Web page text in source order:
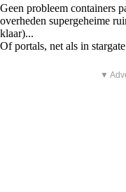
Geen probleem containers
overheden supergeheime
klaar)...
Of portals, net als in
▼